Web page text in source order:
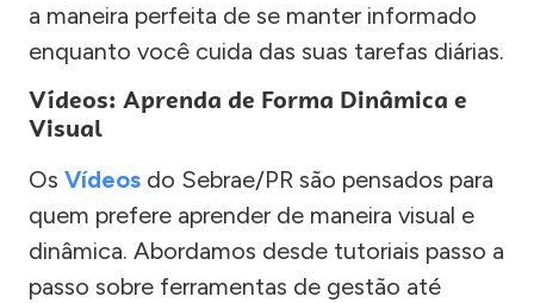
a maneira perfeita de se manter informado
enquanto você cuida das suas tarefas diárias.
Vídeos: Aprenda de Forma Dinâmica e
Visual
Os Vídeos do Sebrae/PR são pensados para
quem prefere aprender de maneira visual e
dinâmica. Abordamos desde tutoriais passo a
passo sobre ferramentas de gestão até